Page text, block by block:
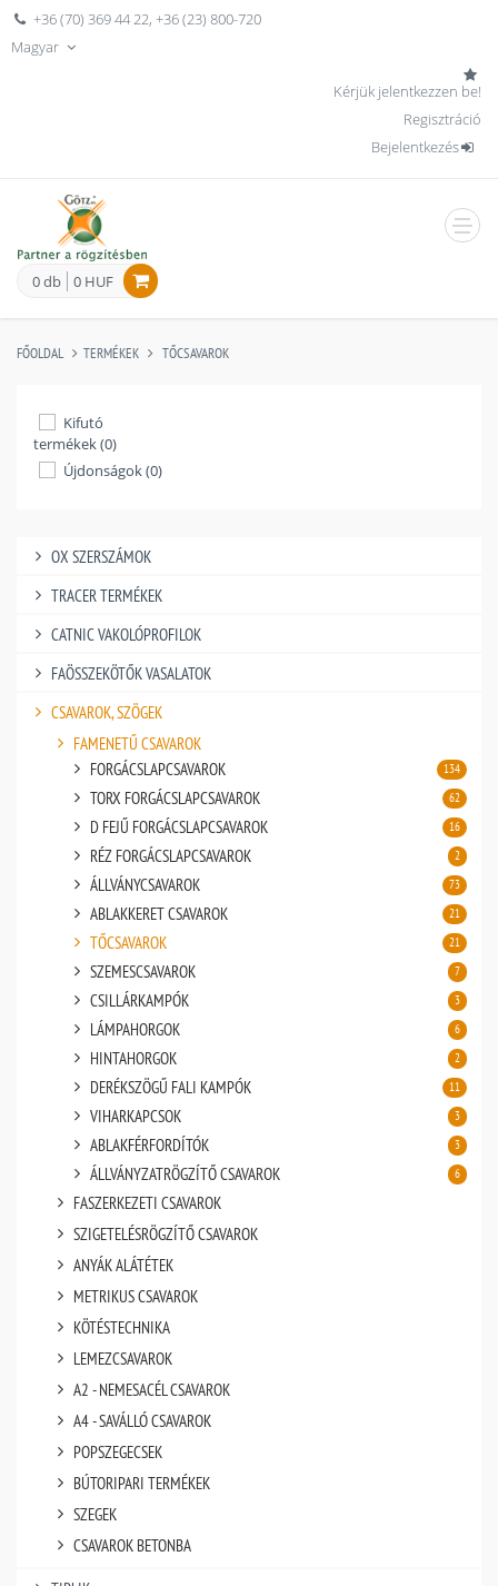
+36 (70) 369 44 22,+36 (23) 800-720
Magyar
Kérjük jelentkezzen be!
Regisztráció
Bejelentkezés
0 db 0 HUF
FŐOLDAL TERMÉKEK TŐCSAVAROK
Kifutó
termékek (0)
Újdonságok (0)
OX SZERSZÁMOK
TRACER TERMÉKEK
CATNIC VAKOLÓPROFILOK
FAÖSSZEKÖTŐK VASALATOK
CSAVAROK, SZÖGEK
FAMENETŰ CSAVAROK
FORGÁCSLAPCSAVAROK
134
TORX FORGÁCSLAPCSAVAROK 62
D FEJŰ FORGÁCSLAPCSAVAROK 16
RÉZ FORGÁCSLAPCSAVAROK 2
ÁLLVÁNYCSAVAROK 73
ABLAKKERET CSAVAROK 21
TŐCSAVAROK 21
SZEMESCSAVAROK 7
CSILLÁRKAMPÓK 3
LÁMPAHORGOK 6
HINTAHORGOK 2
DERÉKSZÖGŰ FALI KAMPÓK 11
VIHARKAPCSOK 3
ABLAKFÉRFORDÍTÓK 3
ÁLLVÁNYZATRÖGZÍTŐ CSAVAROK 6
FASZERKEZETI CSAVAROK
SZIGETELÉSRÖGZÍTŐ CSAVAROK
ANYÁK ALÁTÉTEK
METRIKUS CSAVAROK
KÖTÉSTECHNIKA
LEMEZCSAVAROK
A2 - NEMESACÉL CSAVAROK
A4 - SAVÁLLÓ CSAVAROK
POPSZEGECSEK
BÚTORIPARI TERMÉKEK
SZEGEK
CSAVAROK BETONBA